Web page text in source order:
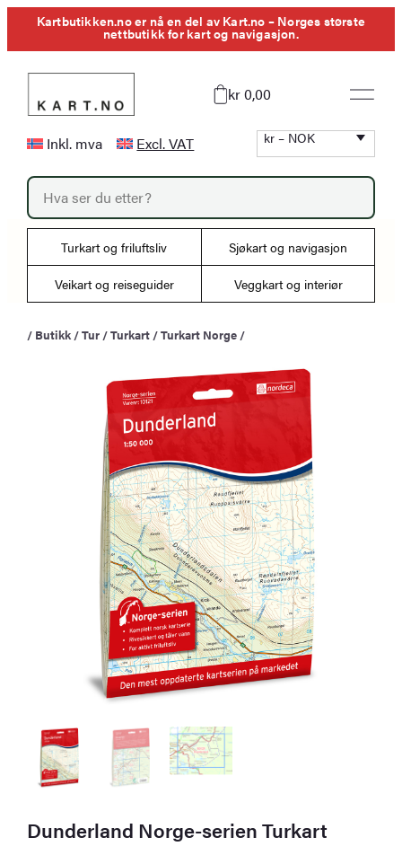
HoppKartbutikken.no er nå en del av Kart.no – Norges største
nettbutikk for kart og navigasjon.
kr 0,00
Inkl. mva Excl. VAT kr – NOK
P
o
d
t
r
Turkart og friluftsliv Sjøkart og navigasjon
Veikart og reiseguider Veggkart og interiør
/ Butikk /Tur /Turkart /Turkart Norge /
Dunderland Norge-serien Turkart